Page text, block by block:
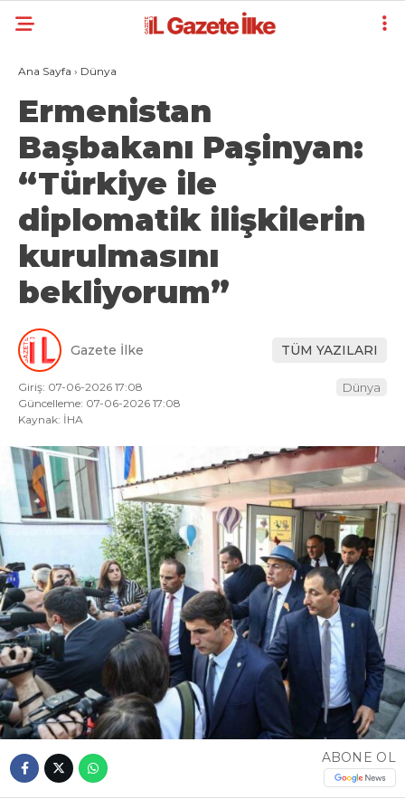
Ana Sayfa › Dünya
Ermenistan
Başbakanı Paşinyan:
“Türkiye ile
diplomatik ilişkilerin
kurulmasını
bekliyorum”
Gazete İlke TÜM YAZILARI
Giriş: 07-06-2026 17:08
Güncelleme: 07-06-2026 17:08
Kaynak: İHA
Dünya
ABONE OL